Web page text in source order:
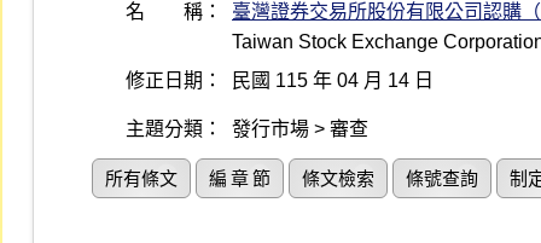
名 稱：
臺灣證券交易所股份有限公司認購
Taiwan Stock Exchange
修正日期：
民國 115 年 04 月 14 日
主題分類： 發行市場 > 審查
所有條文 編 章 節 條文檢索 條號查詢 制